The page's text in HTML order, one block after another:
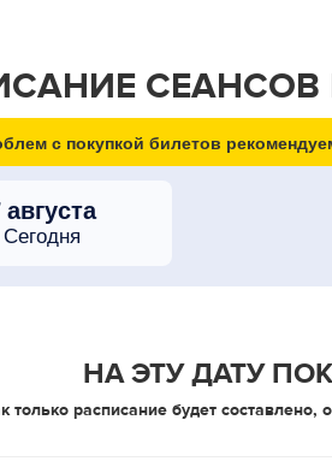
с покупкой билетов
августа
Сегодня
НА ЭТУ ДАТУ
только расписание будет составлено,